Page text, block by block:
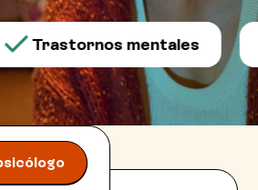
Trastornos mentales